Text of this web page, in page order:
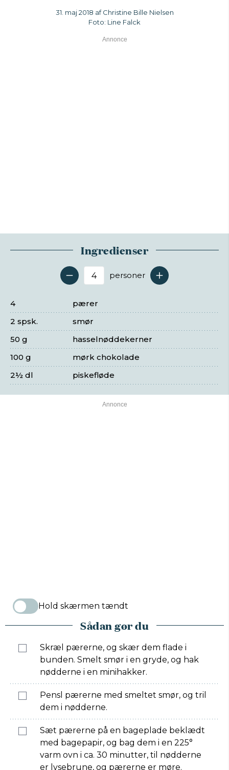
31. maj 2018 af Christine Bille Nielsen
Foto: Line Falck
Ingredienser
Antal serveringer
personer
pærer
4
smør
2 spsk.
hasselnøddekerner
50 g
mørk chokolade
100 g
piskefløde
2½ dl
Hold skærmen tændt
Sådan gør du
Skræl pærerne, og skær dem flade i
bunden. Smelt smør i en gryde, og hak
nødderne i en minihakker.
Pensl pærerne med smeltet smør, og tril
dem i nødderne.
Sæt pærerne på en bageplade beklædt
med bagepapir, og bag dem i en 225°
varm ovn i ca. 30 minutter, til nødderne
er lysebrune, og pærerne er møre.